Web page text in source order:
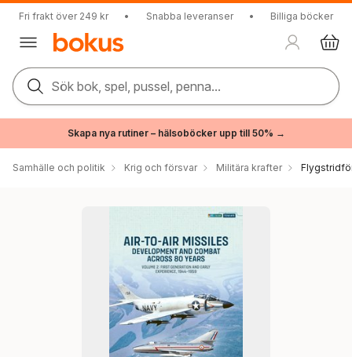
Fri frakt över 249 kr • Snabba leveranser • Billiga böcker
Sök bok, spel, pussel, penna...
Skapa nya rutiner – hälsoböcker upp till 50% →
Samhälle och politik Krig och försvar Militära krafter